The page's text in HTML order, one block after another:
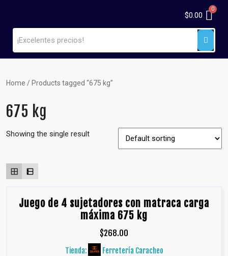
$0.00
Home / Products tagged “675 kg”
675 kg
Showing the single result
Juego de 4 sujetadores con matraca carga
máxima 675 kg
$268.00
Tienda: Ferretería Caracheo